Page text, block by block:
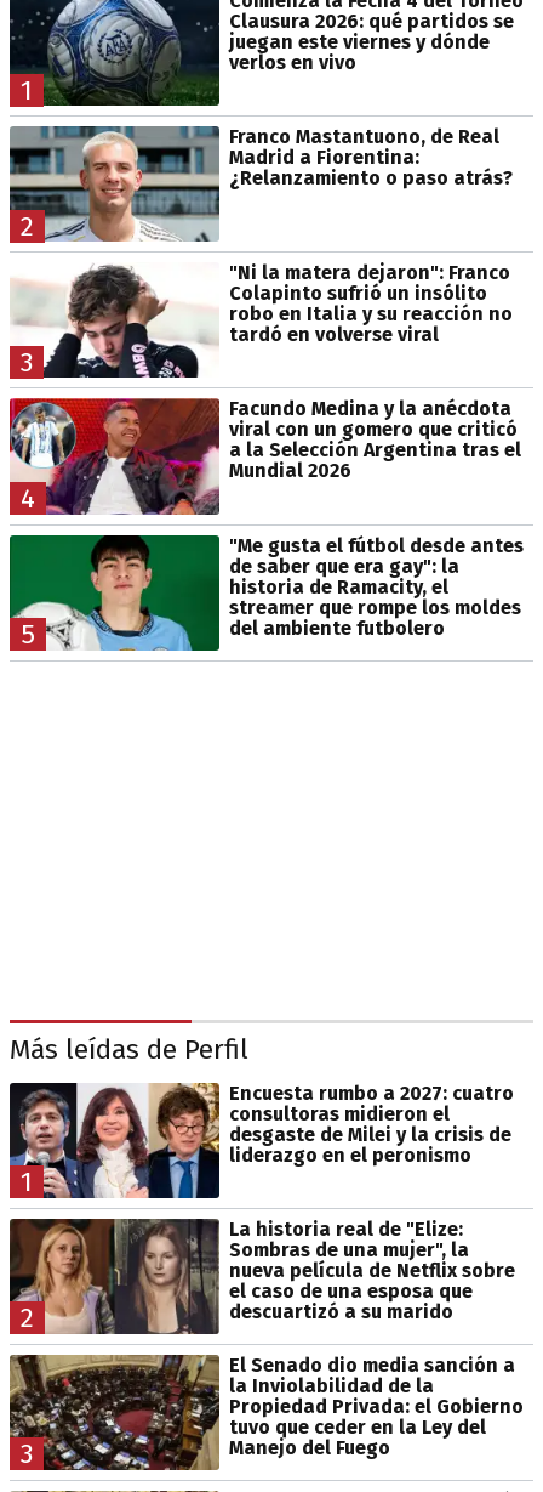
1
Clausura 2026: qué partidos se
juegan este viernes y dónde
verlos en vivo
2
Franco Mastantuono, de Real
Madrid a Fiorentina:
¿Relanzamiento o paso atrás?
3
"Ni la matera dejaron": Franco
Colapinto sufrió un insólito
robo en Italia y su reacción no
tardó en volverse viral
4
Facundo Medina y la anécdota
viral con un gomero que criticó
a la Selección Argentina tras el
Mundial 2026
5
"Me gusta el fútbol desde antes
de saber que era gay": la
historia de Ramacity, el
streamer que rompe los moldes
del ambiente futbolero
Más leídas de Perfil
1
Encuesta rumbo a 2027: cuatro
consultoras midieron el
desgaste de Milei y la crisis de
liderazgo en el peronismo
2
La historia real de "Elize:
Sombras de una mujer", la
nueva película de Netflix sobre
el caso de una esposa que
descuartizó a su marido
3
El Senado dio media sanción a
la Inviolabilidad de la
Propiedad Privada: el Gobierno
tuvo que ceder en la Ley del
Manejo del Fuego